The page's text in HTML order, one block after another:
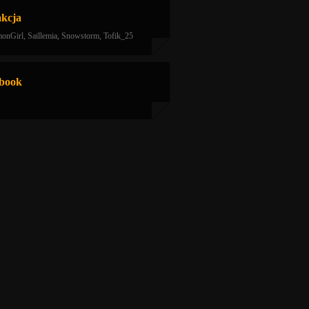
Saillemia, Snowstorm, Tofik_25